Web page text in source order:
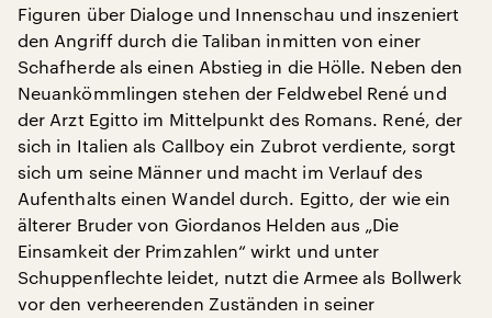
Figuren über Dialoge und Innenschau und inszeniert
den Angriff durch die Taliban inmitten von einer
Schafherde als einen Abstieg in die Hölle. Neben den
Neuankömmlingen stehen der Feldwebel René und
der Arzt Egitto im Mittelpunkt des Romans. René, der
sich in Italien als Callboy ein Zubrot verdiente, sorgt
sich um seine Männer und macht im Verlauf des
Aufenthalts einen Wandel durch. Egitto, der wie ein
älterer Bruder von Giordanos Helden aus „Die
Einsamkeit der Primzahlen“ wirkt und unter
Schuppenflechte leidet, nutzt die Armee als Bollwerk
vor den verheerenden Zuständen in seiner